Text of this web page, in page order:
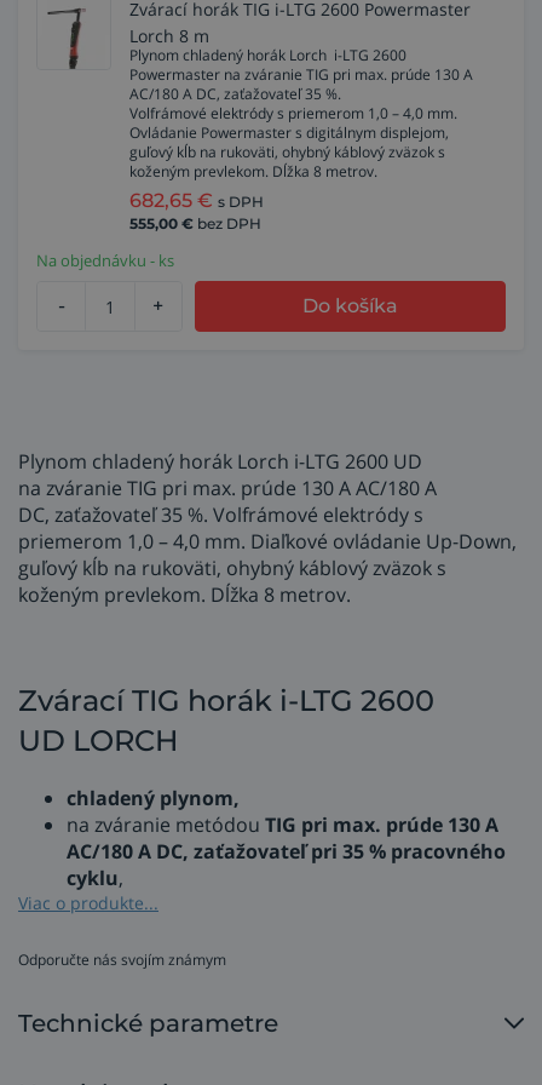
Zvárací horák TIG i-LTG 2600 Powermaster
Lorch 8 m
Plynom chladený horák Lorch i-LTG 2600
Powermaster na zváranie TIG pri max. prúde 130 A
AC/180 A DC, zaťažovateľ 35 %.
Volfrámové elektródy s priemerom 1,0 – 4,0 mm.
Ovládanie Powermaster s digitálnym displejom,
guľový kĺb na rukoväti, ohybný káblový zväzok s
koženým prevlekom. Dĺžka 8 metrov.
682,65 € s DPH
555,00 € bez DPH
Na objednávku - ks
- + Do košíka
Plynom chladený horák Lorch i-LTG 2600 UD
na zváranie TIG pri max. prúde 130 A AC/180 A
DC, zaťažovateľ 35 %. Volfrámové elektródy s
priemerom 1,0 – 4,0 mm. Diaľkové ovládanie Up-Down,
guľový kĺb na rukoväti, ohybný káblový zväzok s
koženým prevlekom. Dĺžka 8 metrov.
Zvárací TIG horák i-LTG 2600
UD LORCH
chladený plynom,
na zváranie metódou TIG pri max. prúde 130 A
AC/180 A DC, zaťažovateľ pri 35 % pracovného
cyklu,
použitie volfrámovej elektródy s
ovládanie Up-Down s diaľkovým ovládaním
= zapnutie a vypnutie zváracieho prúdu, tlačidlo 2
= aktivácia druhého prúdu,
Viac o produkte...
Odporučte nás svojím známym
Technické parametre